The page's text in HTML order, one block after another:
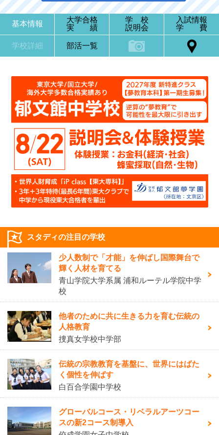
基本情報
大学合格
実 績
学 校
説明会
入試情報
学 費
学校詳細 部活一覧
スタディの注目の学校
少人数制で「才能」を伸ばし国際舞台で
輝く人材を育てる
青山学院大学系属 浦和ルーテル学院中学
校
他者のために共に生きる力を育む伝統の
人格教育
捜真女学校中学部
伝統の宗教教育を基盤に、世界にはばた
く個性を伸ばす
白百合学園中学校
グローバルコース・リベラルアーツコー
スの新2コース制導入